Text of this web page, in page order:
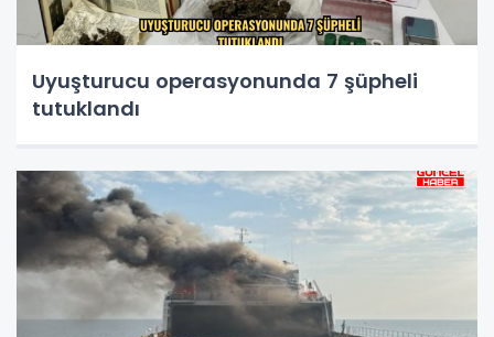
Uyuşturucu operasyonunda 7 şüpheli
tutuklandı